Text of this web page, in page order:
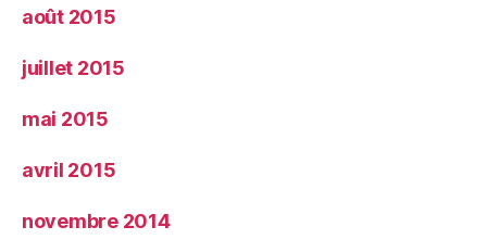
août 2015
juillet 2015
mai 2015
avril 2015
novembre 2014